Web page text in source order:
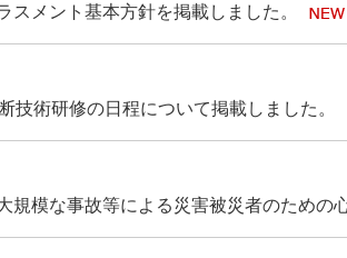
スメント基本方針を掲載しました。
技術研修の日程について掲載しました。
規模な事故等による災害被災者のため